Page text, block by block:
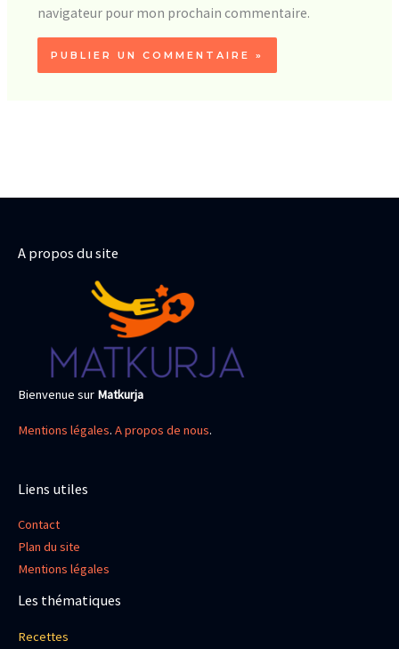
navigateur pour mon prochain commentaire.
A propos du site
Bienvenue sur Matkurja
Mentions légales. A propos de nous.
Liens utiles
Contact
Plan du site
Mentions légales
Les thématiques
Recettes